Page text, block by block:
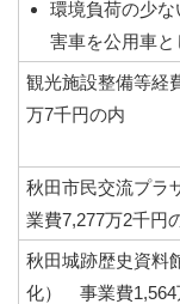
環境負荷の少
害車を公用車と
観光施設整備等
万7千円の内
秋田市民交流プ
業費7,277万2千円
秋田城跡歴史資
化） 事業費1,564